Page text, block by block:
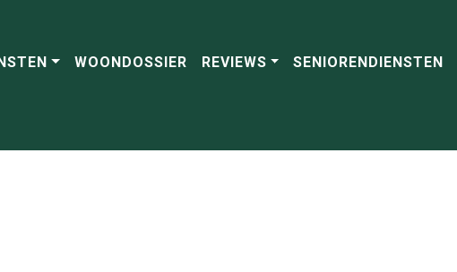
WOONDOSSIER REVIEWS SENIORENDIENSTEN